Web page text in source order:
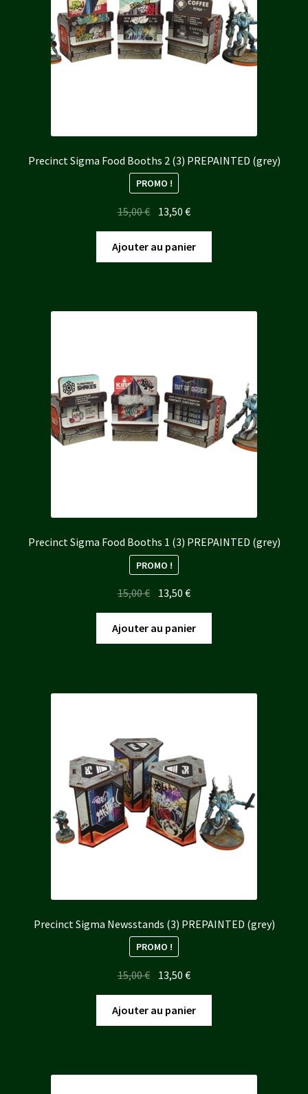
Precinct Sigma Food Booths 2 (3) PREPAINTED (grey)
PROMO !
15,00€ Le
prix
initial
était :
13,50€Le
prix
actuel
est :
Ajouter au panier
Precinct Sigma Food Booths 1 (3) PREPAINTED (grey)
PROMO !
15,00€ Le
prix
initial
était :
13,50€Le
prix
actuel
est :
Ajouter au panier
Precinct Sigma Newsstands (3) PREPAINTED (grey)
PROMO !
15,00€ Le
initial
était :
13,50€Le
actuel
est :
Ajouter au panier